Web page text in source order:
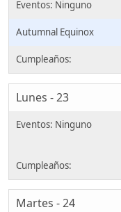
Autumnal Equinox
Lunes - 23
Martes - 24